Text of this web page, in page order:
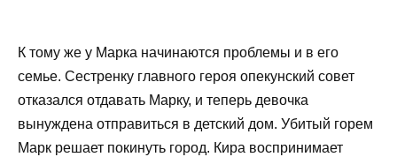
К тому же у Марка начинаются проблемы и в его
семье. Сестренку главного героя опекунский совет
отказался отдавать Марку, и теперь девочка
вынуждена отправиться в детский дом. Убитый горем
Марк решает покинуть город. Кира воспринимает